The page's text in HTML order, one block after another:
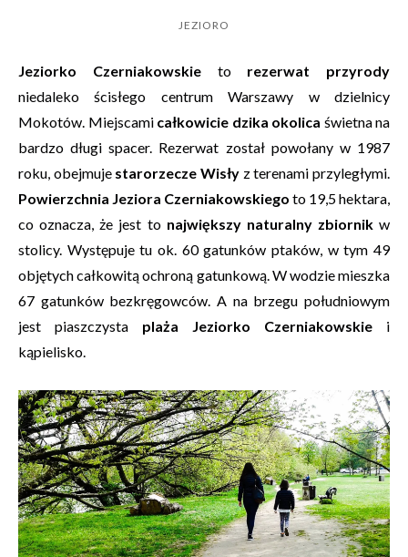
JEZIORO
Jeziorko Czerniakowskieto rezerwat przyrody
niedaleko ścisłego centrum Warszawy w dzielnicy
Mokotów. Miejscami całkowicie dzika okolica świetna na
bardzo długi spacer. Rezerwat został powołany w 1987
roku, obejmuje starorzecze Wisły z terenami przyległymi.
Powierzchnia Jeziora Czerniakowskiego to 19,5 hektara,
co oznacza, że jest to największy naturalny zbiornikw
stolicy. Występuje tu ok. 60 gatunków ptaków, w tym 49
objętych całkowitą ochroną gatunkową. W wodzie mieszka
67 gatunków bezkręgowców. A na brzegu południowym
jest piaszczysta plaża Jeziorko Czerniakowskie i
kąpielisko.